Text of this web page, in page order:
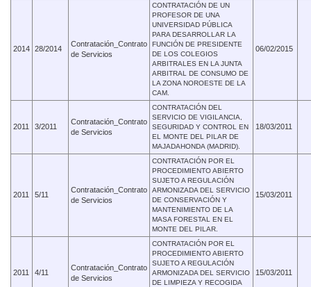
2014 28/2014
Contratación_Contrato
de Servicios
CONTRATACIÓN DE UN
PROFESOR DE UNA
UNIVERSIDAD PÚBLICA
PARA DESARROLLAR LA
FUNCIÓN DE PRESIDENTE
DE LOS COLEGIOS
ARBITRALES EN LA JUNTA
ARBITRAL DE CONSUMO DE
LA ZONA NOROESTE DE LA
CAM.
06/02/2015
2011 3/2011
Contratación_Contrato
de Servicios
CONTRATACIÓN DEL
SERVICIO DE VIGILANCIA,
SEGURIDAD Y CONTROL EN
EL MONTE DEL PILAR DE
MAJADAHONDA (MADRID).
18/03/2011
2011 5/11
Contratación_Contrato
de Servicios
CONTRATACIÓN POR EL
PROCEDIMIENTO ABIERTO
SUJETO A REGULACIÓN
ARMONIZADA DEL SERVICIO
DE CONSERVACIÓN Y
MANTENIMIENTO DE LA
MASA FORESTAL EN EL
MONTE DEL PILAR.
15/03/2011
2011 4/11
Contratación_Contrato
de Servicios
CONTRATACIÓN POR EL
PROCEDIMIENTO ABIERTO
SUJETO A REGULACIÓN
ARMONIZADA DEL SERVICIO
DE LIMPIEZA Y RECOGIDA
15/03/2011